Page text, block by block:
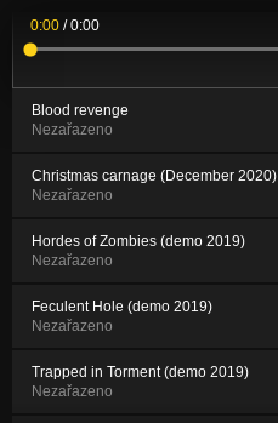
0:00 /0:00
Blood revenge
Nezařazeno
Christmas carnage (December 2020)
Nezařazeno
Hordes of Zombies (demo 2019)
Nezařazeno
Feculent Hole (demo 2019)
Nezařazeno
Trapped in Torment (demo 2019)
Nezařazeno